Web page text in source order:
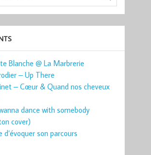
Blanche @ La Marbrerie
– Up There
– Cœur & Quand nos cheveux
dance with somebody
cover)
d’évoquer son parcours